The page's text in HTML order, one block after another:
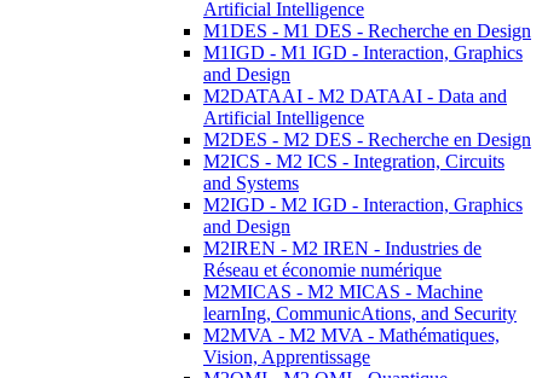
Artificial Intelligence
M1DES - M1 DES - Recherche en Design
M1IGD - M1 IGD - Interaction, Graphics
and Design
M2DATAAI - M2 DATAAI - Data and
Artificial Intelligence
M2DES - M2 DES - Recherche en Design
M2ICS - M2 ICS - Integration, Circuits
and Systems
M2IGD - M2 IGD - Interaction, Graphics
and Design
M2IREN - M2 IREN - Industries de
Réseau et économie numérique
M2MICAS - M2 MICAS - Machine
learnIng, CommunicAtions, and Security
M2MVA - M2 MVA - Mathématiques,
Vision, Apprentissage